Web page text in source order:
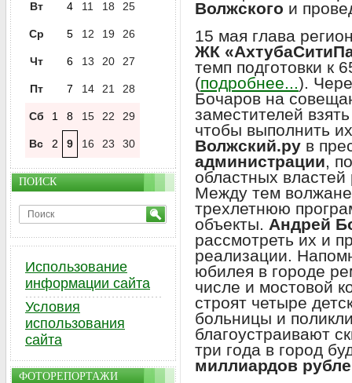
Волжского и
15 мая глава
ЖК
темп подготовки к
(подробнее...).
Бочаров на
заместителей
чтобы выполнить
Волжский.ру в
администрации,
областных
Между тем
трехлетнюю
объекты. Андрей
рассмотреть их и
реализации.
юбилея в городе
числе и мостовой
строят четыре
больницы и
благоустраивают
три года в город
миллиардов
Вт 4 11 18 25
Ср 5 12 19 26
Чт 6 13 20 27
Пт 7 14 21 28
Сб 1 8 15 22 29
Вс 2 9 16 23 30
ПОИСК
Использование
информации сайта
Условия
использования
сайта
ФОТОРЕПОРТАЖИ